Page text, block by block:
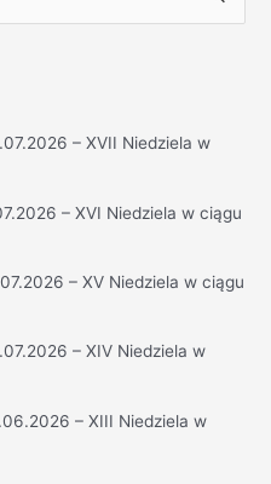
– XVII Niedziela w
– XVI Niedziela w ciągu
– XV Niedziela w ciągu
– XIV Niedziela w
– XIII Niedziela w